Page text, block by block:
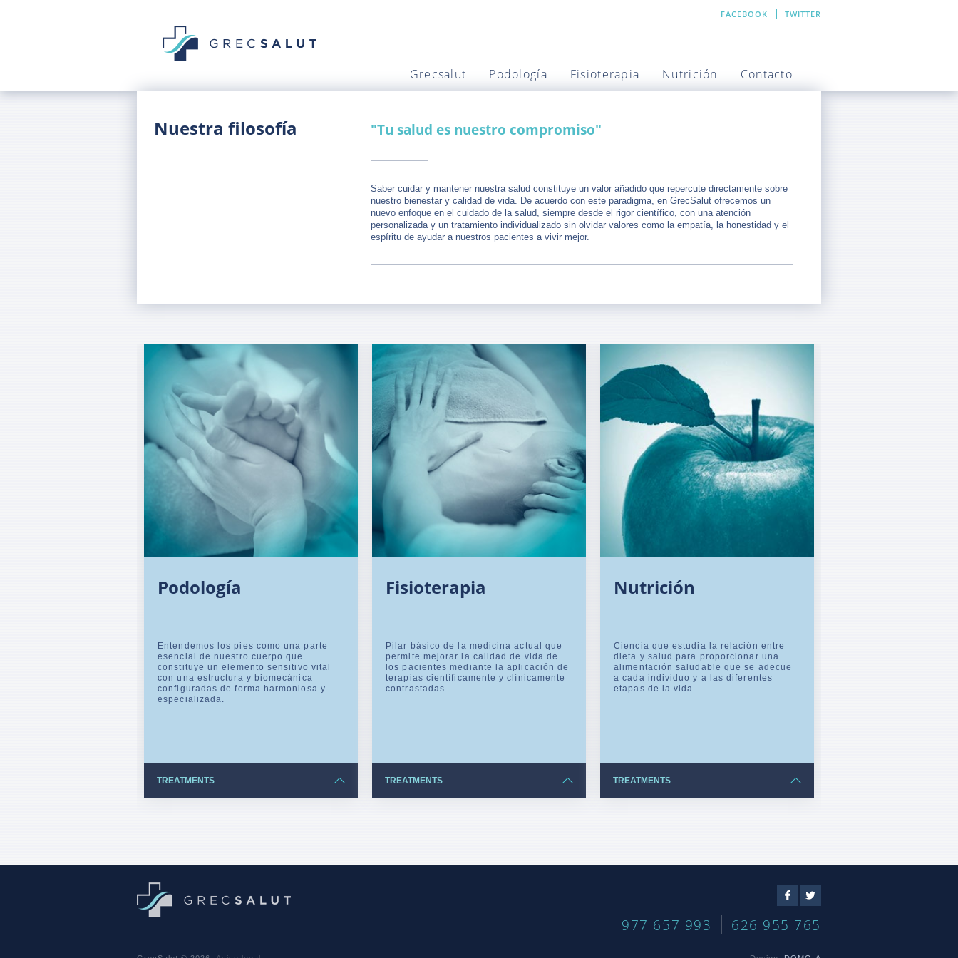
GrecSalut
FACEBOOK TWITTER
Grecsalut Podología Fisioterapia Nutrición Contacto
Nuestra filosofía "Tu salud es nuestro compromiso"
Saber cuidar y mantener nuestra salud constituye un valor añadido que repercute directamente sobre
nuestro bienestar y calidad de vida. De acuerdo con este paradigma, en GrecSalut ofrecemos un
nuevo enfoque en el cuidado de la salud, siempre desde el rigor científico, con una atención
personalizada y un tratamiento individualizado sin olvidar valores como la empatía, la honestidad y el
espíritu de ayudar a nuestros pacientes a vivir mejor.
Podología
Entendemos los pies como una parte
esencial de nuestro cuerpo que
constituye un elemento sensitivo vital
con una estructura y biomecánica
configuradas de forma harmoniosa y
especializada.
TREATMENTS
Fisioterapia
Pilar básico de la medicina actual que
permite mejorar la calidad de vida de
los pacientes mediante la aplicación de
terapias científicamente y clínicamente
contrastadas.
TREATMENTS
Nutrición
Ciencia que estudia la relación entre
dieta y salud para proporcionar una
alimentación saludable que se adecue
a cada individuo y a las diferentes
etapas de la vida.
TREATMENTS
977 657 993 626 955 765
Facebook